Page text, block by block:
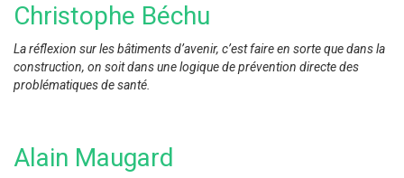
Christophe Béchu
La réflexion sur les bâtiments d’avenir, c’est faire en sorte que dans la
construction, on soit dans une logique de prévention directe des
problématiques de santé.
Alain Maugard